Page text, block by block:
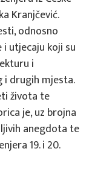
Kranjčević.
odnosno
i utjecaju koji su
i
i drugih mjesta.
života te
je, uz brojna
anegdota te
19. i 20.